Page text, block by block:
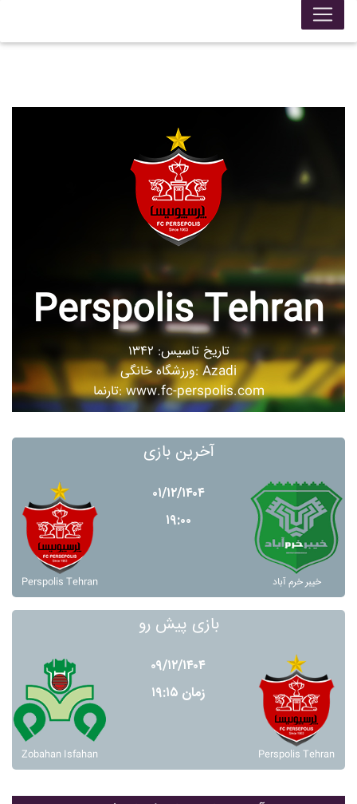
Perspolis Tehran
تاریخ تاسیس: ۱۳۴۲
ورزشگاه خانگی: Azadi
تارنما: www.fc-perspolis.com
آخرین بازی
Perspolis Tehran
۰۱/۱۲/۱۴۰۴
۱۹:۰۰
خيبر خرم آباد
بازی پیش رو
Zobahan Isfahan
۰۹/۱۲/۱۴۰۴
زمان ۱۹:۱۵
Perspolis Tehran